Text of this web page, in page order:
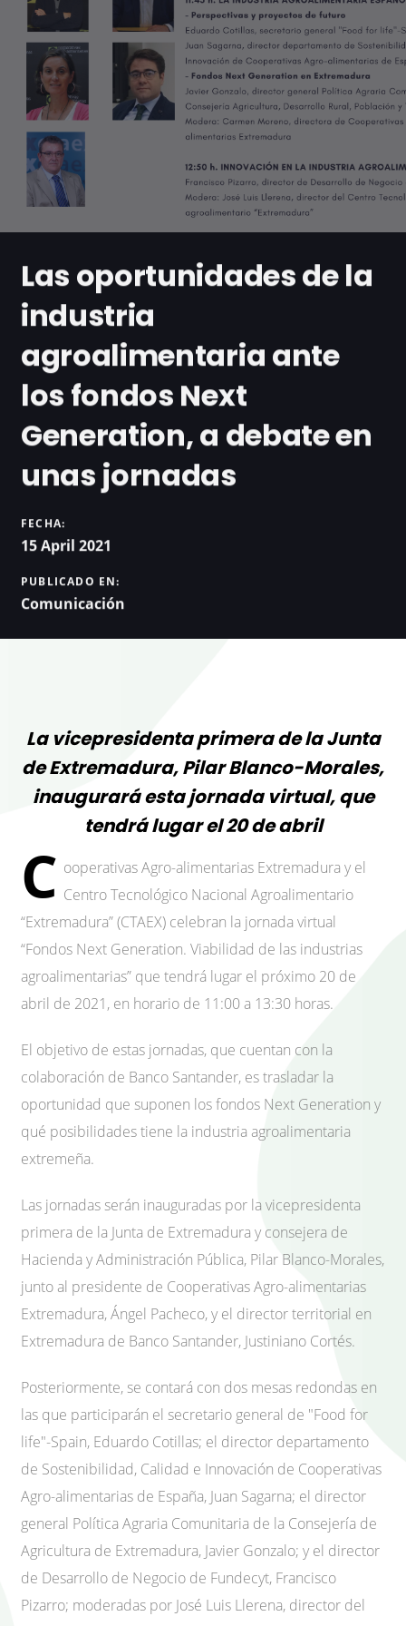
Las oportunidades de la
industria
agroalimentaria ante
los fondos Next
Generation, a debate en
unas jornadas
FECHA:
15 April 2021
PUBLICADO EN:
Comunicación
La vicepresidenta primera de la Junta
de Extremadura, Pilar Blanco-Morales,
inaugurará esta jornada virtual, que
tendrá lugar el 20 de abril
C ooperativas Agro-alimentarias Extremadura y el
Centro Tecnológico Nacional Agroalimentario
“Extremadura” (CTAEX) celebran la jornada virtual
“Fondos Next Generation. Viabilidad de las industrias
agroalimentarias” que tendrá lugar el próximo 20 de
abril de 2021, en horario de 11:00 a 13:30 horas.
El objetivo de estas jornadas, que cuentan con la
colaboración de Banco Santander, es trasladar la
oportunidad que suponen los fondos Next Generation y
qué posibilidades tiene la industria agroalimentaria
extremeña.
Las jornadas serán inauguradas por la vicepresidenta
primera de la Junta de Extremadura y consejera de
Hacienda y Administración Pública, Pilar Blanco-Morales,
junto al presidente de Cooperativas Agro-alimentarias
Extremadura, Ángel Pacheco, y el director territorial en
Extremadura de Banco Santander, Justiniano Cortés.
Posteriormente, se contará con dos mesas redondas en
las que participarán el secretario general de "Food for
life"-Spain, Eduardo Cotillas; el director departamento
de Sostenibilidad, Calidad e Innovación de Cooperativas
Agro-alimentarias de España, Juan Sagarna; el director
general Política Agraria Comunitaria de la Consejería de
Agricultura de Extremadura, Javier Gonzalo; y el director
de Desarrollo de Negocio de Fundecyt, Francisco
Pizarro; moderadas por José Luis Llerena, director del